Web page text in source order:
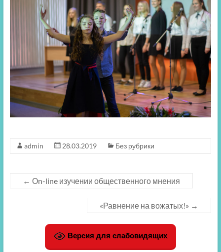
admin 28.03.2019 Без рубрики
← Оn-line изучении общественного мнения
«Равнение на вожатых!» →
Версия для слабовидящих